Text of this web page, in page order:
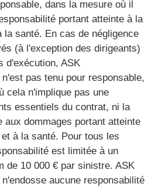
dans la mesure où il
portant atteinte à la
la santé. En cas de négligence
(à l'exception des dirigeants)
d'exécution, ASK
pas tenu pour responsable,
cela n'implique pas une
essentiels du contrat, ni la
aux dommages portant atteinte
à la santé. Pour tous les
est limitée à un
de 10 000 € par sinistre. ASK
aucune responsabilité